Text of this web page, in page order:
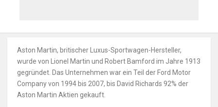
Aston Martin, britischer Luxus-Sportwagen-Hersteller,
wurde von Lionel Martin und Robert Bamford im Jahre 1913
gegründet. Das Unternehmen war ein Teil der Ford Motor
Company von 1994 bis 2007, bis David Richards 92% der
Aston Martin Aktien gekauft.